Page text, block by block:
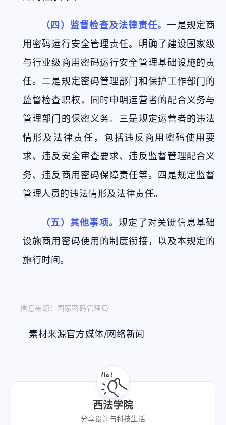
（四）监督检查及法律责任。一是规定商
用密码运行安全管理责任。明确了建设国家级
与行业级商用密码运行安全管理基础设施的责
任。二是规定密码管理部门和保护工作部门的
监督检查职权，同时申明运营者的配合义务与
管理部门的保密义务。三是规定运营者的违法
情形及法律责任，包括违反商用密码使用要
求、违反安全审查要求、违反监督管理配合义
务、违反商用密码保障责任等。四是规定监督
管理人员的违法情形及法律责任。
（五）其他事项。规定了对关键信息基础
设施商用密码使用的制度衔接，以及本规定的
施行时间。
信息来源：国家密码管理局
素材来源官方媒体/网络新闻
西法学院
分享设计与科技生活